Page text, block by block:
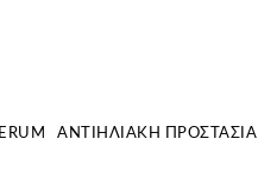
ΑΝΤΙΗΛΙΑΚΉ ΠΡΟΣΤΑΣΊΑ